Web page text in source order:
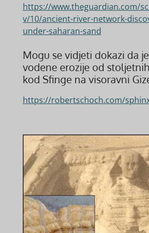
https://www.theguardian.com/
v/10/ancient-river-network-
under-saharan-sand
Mogu se vidjeti dokazi da
vodene erozije od
kod Sfinge na visoravni
https://robertschoch.com/